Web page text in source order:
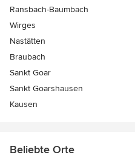
Ransbach-Baumbach
Wirges
Nastätten
Braubach
Sankt Goar
Sankt Goarshausen
Kausen
Beliebte Orte